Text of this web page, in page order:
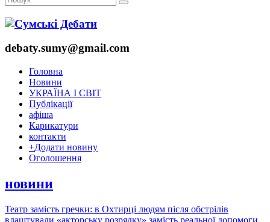
debaty.sumy@gmail.com
Головна
Новини
УКРАЇНА І СВІТ
Публікації
афіша
Карикатури
контакти
+Додати новину
Оголошення
новини
Театр замість гречки: в Охтирці людям після обстрілів
влаштували «акторську розрядку» замість реальної допомоги